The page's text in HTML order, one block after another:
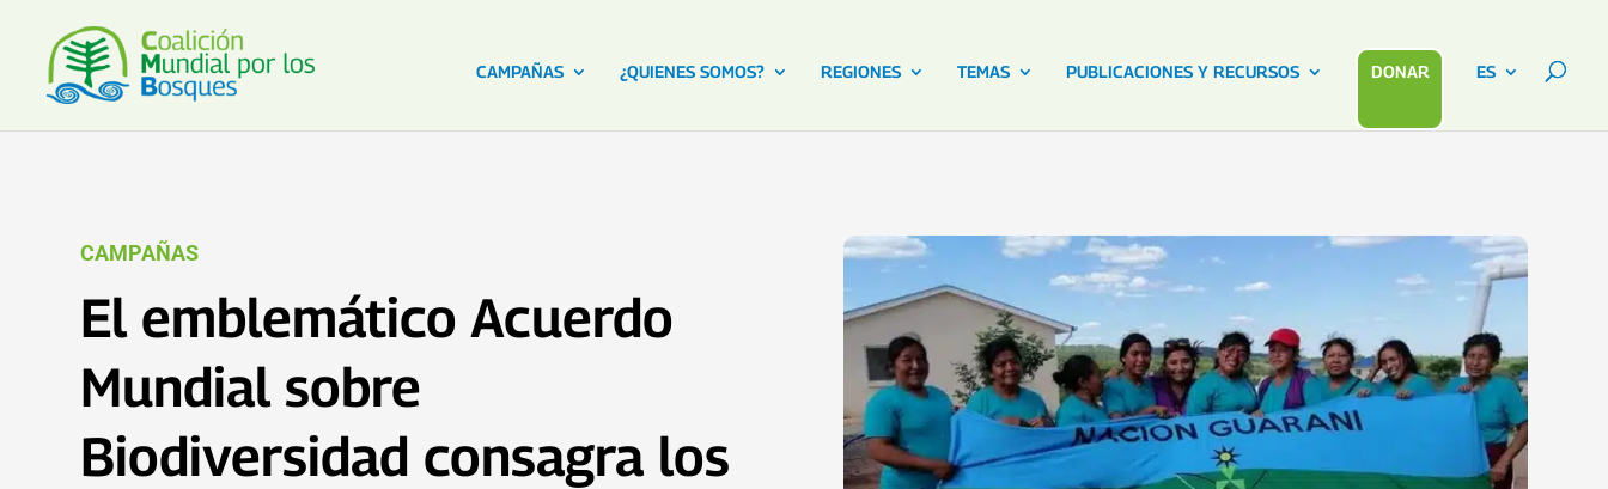
CAMPAÑAS ¿QUIENES SOMOS? REGIONES TEMAS PUBLICACIONES Y RECURSOS DONAR ES
CAMPAÑAS
El emblemático Acuerdo
Mundial sobre
Biodiversidad consagra los